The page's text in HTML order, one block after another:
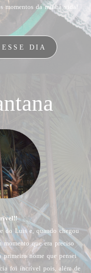
momentos da minha vida!
DIA
do Luis e, quando chegou
que era preciso
primeiro nome que pensei
foi incrível pois, além de